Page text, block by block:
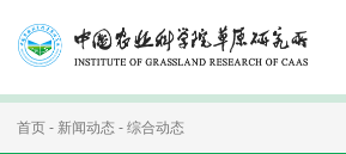
首页 - 新闻动态 - 综合动态